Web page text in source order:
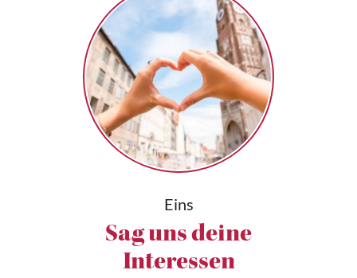
Eins
Sag uns deine
Interessen